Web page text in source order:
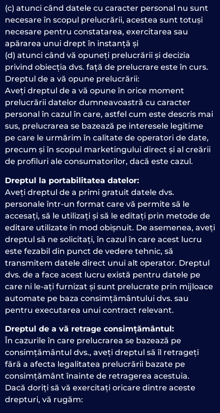
(c) atunci când datele cu caracter personal nu sunt
necesare în scopul prelucrării, acestea sunt totuși
necesare pentru constatarea, exercitarea sau
apărarea unui drept în instanță și
(d) atunci când vă opuneți prelucrării și decizia
privind obiecția dvs. față de prelucrare este în curs.
Dreptul de a vă opune prelucrării:
Aveți dreptul de a vă opune în orice moment
prelucrării datelor dumneavoastră cu caracter
personal în cazul în care, astfel cum este descris mai
sus, prelucrarea se bazează pe interesele legitime
pe care le urmărim în calitate de operatori de date,
precum și în scopul marketingului direct și al creării
de profiluri ale consumatorilor, dacă este cazul.
Dreptul la portabilitatea datelor:
Aveți dreptul de a primi gratuit datele dvs.
personale într-un format care vă permite să le
accesați, să le utilizați și să le editați prin metode de
editare utilizate în mod obișnuit. De asemenea, aveți
dreptul să ne solicitați, în cazul în care acest lucru
este fezabil din punct de vedere tehnic, să
transmitem datele direct unui alt operator. Dreptul
dvs. de a face acest lucru există pentru datele pe
care ni le-ați furnizat și sunt prelucrate prin mijloace
automate pe baza consimțământului dvs. sau
pentru executarea unui contract relevant.
Dreptul de a vă retrage consimțământul:
În cazurile în care prelucrarea se bazează pe
consimțământul dvs., aveți dreptul să îl retrageți
fără a afecta legalitatea prelucrării bazate pe
consimțământ înainte de retragerea acestuia.
Dacă doriți să vă exercitați oricare dintre aceste
drepturi, vă rugăm: